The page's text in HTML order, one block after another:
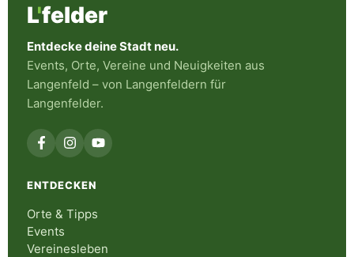
L'felder
Entdecke deine Stadt neu.
Events, Orte, Vereine und Neuigkeiten aus
Langenfeld – von Langenfeldern für
Langenfelder.
ENTDECKEN
Orte & Tipps
Events
Vereinesleben